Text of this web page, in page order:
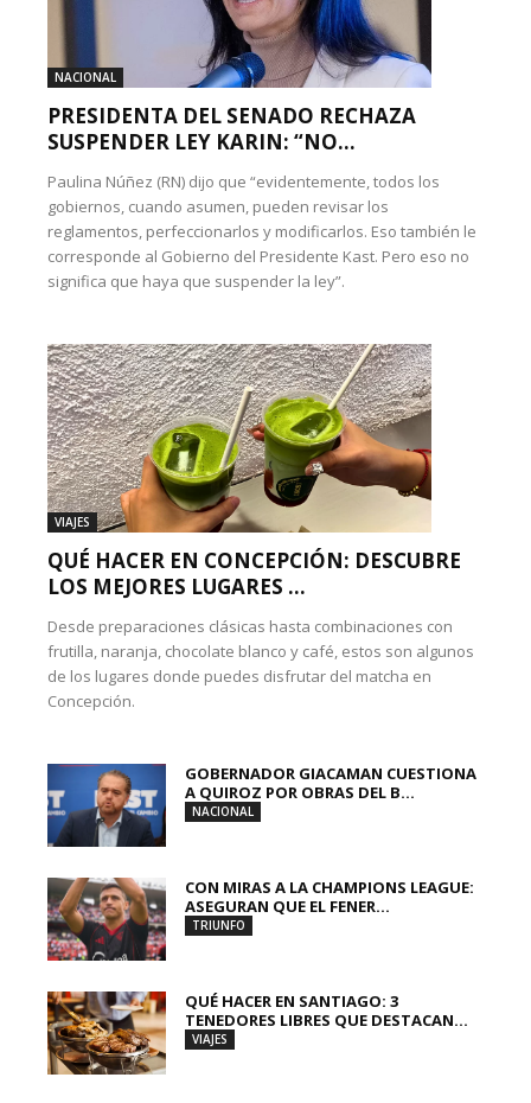
NACIONAL
PRESIDENTA DEL SENADO RECHAZA
SUSPENDER LEY KARIN: “NO...
Paulina Núñez (RN) dijo que “evidentemente, todos los
gobiernos, cuando asumen, pueden revisar los
reglamentos, perfeccionarlos y modificarlos. Eso también le
corresponde al Gobierno del Presidente Kast. Pero eso no
significa que haya que suspender la ley”.
VIAJES
QUÉ HACER EN CONCEPCIÓN: DESCUBRE
LOS MEJORES LUGARES ...
Desde preparaciones clásicas hasta combinaciones con
frutilla, naranja, chocolate blanco y café, estos son algunos
de los lugares donde puedes disfrutar del matcha en
Concepción.
GOBERNADOR GIACAMAN CUESTIONA
A QUIROZ POR OBRAS DEL B...
NACIONAL
CON MIRAS A LA CHAMPIONS LEAGUE:
ASEGURAN QUE EL FENER...
TRIUNFO
QUÉ HACER EN SANTIAGO: 3
TENEDORES LIBRES QUE DESTACAN...
VIAJES